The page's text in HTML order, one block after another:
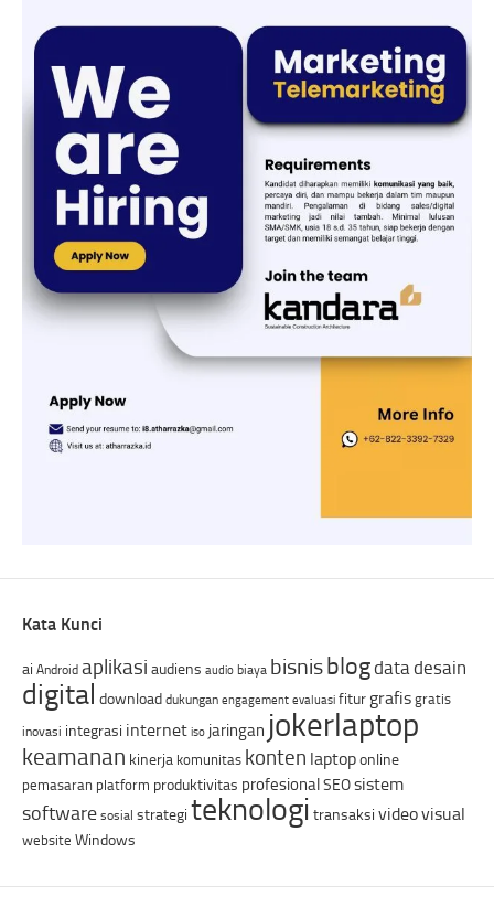
Kata Kunci
ai Android aplikasi audiens audio biaya bisnisblogdatadesain
digital download dukungan engagement evaluasi fitur grafis gratis
inovasi integrasi internet iso jaringan jokerlaptop
keamanan kinerja komunitas konten laptoponline
pemasaran platform produktivitas profesional SEOsistem
software sosial strategi teknologi transaksi videovisual
website Windows